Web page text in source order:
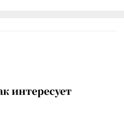
интересует